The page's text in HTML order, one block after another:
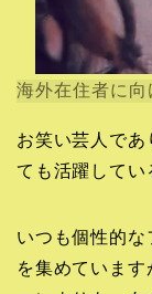
海外在住者に向
お笑い芸人であ
ても活躍してい
いつも個性的
を集めていま